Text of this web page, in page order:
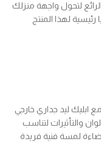
لتحول واجهة منزلك
لهذا المنتج
ابليك ليد جداري خارجي
والتأثيرات لتناسب
لمسة فنية فريدة